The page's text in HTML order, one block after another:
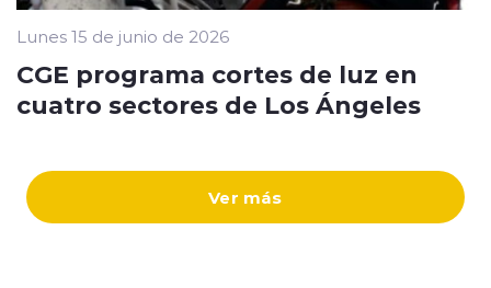
Ver más
Lunes 15 de junio de 2026
CGE programa cortes de luz en
cuatro sectores de Los Ángeles